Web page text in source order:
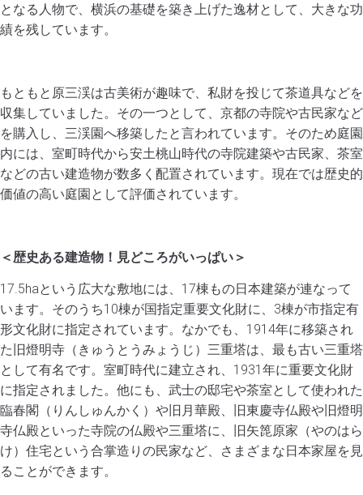
となる人物で、横浜の基礎を築き上げた逸材として、大きな功
績を残しています。
もともと原三渓は古美術が趣味で、私財を投じて茶道具などを
収集していました。その一つとして、京都の寺院や古民家など
を購入し、三渓園へ移築したと言われています。そのため庭園
内には、室町時代から安土桃山時代の寺院建築や古民家、茶室
などの古い建造物が数多く配置されています。現在では歴史的
価値の高い庭園として評価されています。
＜歴史ある建造物！見どころがいっぱい＞
17.5haという広大な敷地には、17棟もの日本建築が連なって
います。そのうち10棟が国指定重要文化財に、3棟が市指定有
形文化財に指定されています。なかでも、1914年に移築され
た旧燈明寺（きゅうとうみょうじ）三重塔は、最も古い三重塔
として有名です。室町時代に建立され、1931年に重要文化財
に指定されました。他にも、武士の邸宅や茶室として使われた
臨春閣（りんしゅんかく）や旧月華殿、旧東慶寺仏殿や旧燈明
寺仏殿といった寺院の仏殿や三重塔に、旧矢箆原家（やのはら
け）住宅という合掌造りの民家など、さまざまな日本家屋を見
ることができます。